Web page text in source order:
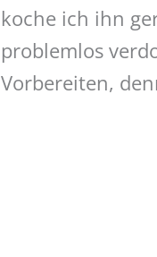
koche ich ihn
problemlos
Vorbereiten,